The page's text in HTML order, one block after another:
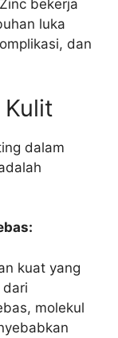
bekerja
luka
dan
dalam
kuat yang
molekul